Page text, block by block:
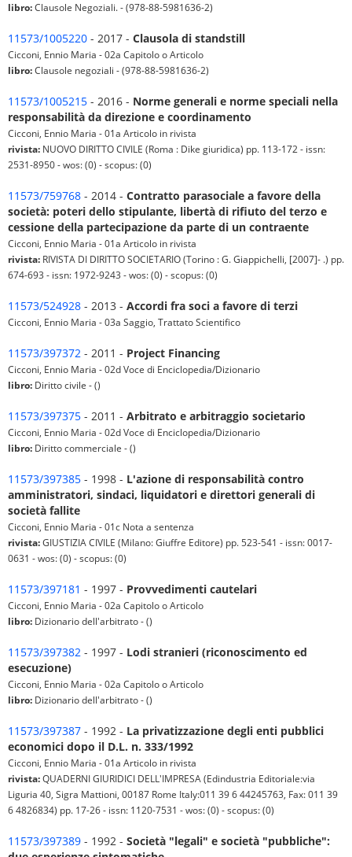
libro:Clausole Negoziali. - (978-88-5981636-2)
11573/1005220 - 2017 - Clausola di standstill
Cicconi, Ennio Maria - 02a Capitolo o Articolo
libro:Clausole negoziali - (978-88-5981636-2)
11573/1005215 - 2016 - Norme generali e norme speciali nella
responsabilità da direzione e coordinamento
Cicconi, Ennio Maria - 01a Articolo in rivista
rivista: NUOVO DIRITTO CIVILE (Roma : Dike giuridica) pp. 113-172 - issn:
2531-8950 - wos: (0) - scopus: (0)
11573/759768 - 2014 - Contratto parasociale a favore della
società: poteri dello stipulante, libertà di rifiuto del terzo e
cessione della partecipazione da parte di un contraente
Cicconi, Ennio Maria - 01a Articolo in rivista
rivista: RIVISTA DI DIRITTO SOCIETARIO (Torino : G. Giappichelli, [2007]- .) pp.
674-693 - issn: 1972-9243 - wos: (0) - scopus: (0)
11573/524928 - 2013 - Accordi fra soci a favore di terzi
Cicconi, Ennio Maria - 03a Saggio, Trattato Scientifico
11573/397372 - 2011 - Project Financing
Cicconi, Ennio Maria - 02d Voce di Enciclopedia/Dizionario
libro: Diritto civile - ()
11573/397375 - 2011 - Arbitrato e arbitraggio societario
Cicconi, Ennio Maria - 02d Voce di Enciclopedia/Dizionario
libro: Diritto commerciale - ()
11573/397385 - 1998 - L'azione di responsabilità contro
amministratori, sindaci, liquidatori e direttori generali di
società fallite
Cicconi, Ennio Maria - 01c Nota a sentenza
rivista:GIUSTIZIA CIVILE (Milano: Giuffre Editore) pp. 523-541 - issn: 0017-
0631 - wos: (0) - scopus: (0)
11573/397181 - 1997 - Provvedimenti cautelari
Cicconi, Ennio Maria - 02a Capitolo o Articolo
libro: Dizionario dell'arbitrato - ()
11573/397382 - 1997 - Lodi stranieri (riconoscimento ed
esecuzione)
Cicconi, Ennio Maria - 02a Capitolo o Articolo
libro: Dizionario dell'arbitrato - ()
11573/397387 - 1992 - La privatizzazione degli enti pubblici
economici dopo il D.L. n. 333/1992
Cicconi, Ennio Maria - 01a Articolo in rivista
rivista:QUADERNI GIURIDICI DELL'IMPRESA (Edindustria Editoriale:via
Liguria 40, Sigra Mattioni, 00187 Rome Italy:011 39 6 44245763, Fax: 011 39
6 4826834) pp. 17-26 - issn: 1120-7531 - wos: (0) - scopus: (0)
11573/397389 - 1992 - Società "legali" e società "pubbliche":